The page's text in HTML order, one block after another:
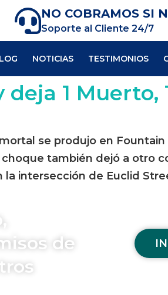
NO COBRAMOS SI
Soporte al Cliente 24/7
NOTICIAS TESTIMONIOS
1 Muerto,
se produjo en
también dejó a otro
intersección de Euclid
de